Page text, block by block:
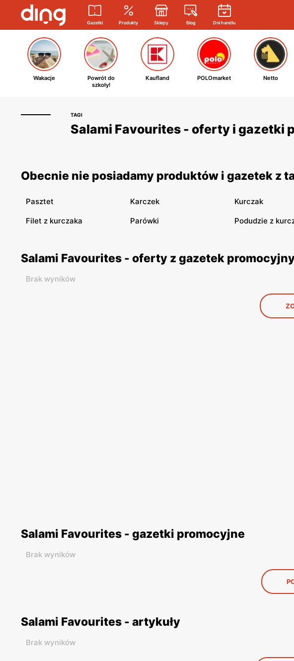
Gazetki Produkty Sklepy Blog Dni handlu
Wakacje
Powrót do
szkoły!
Kaufland POLOmarket Netto
TAGI
Salami Favourites - oferty i gazetki
Obecnie nie posiadamy produktów i gazetek z
Pasztet Karczek Kurczak
Filet z kurczaka Parówki Podudzie z
Salami Favourites - oferty z gazetek
Brak wyników
Salami Favourites - gazetki promocyjne
Brak wyników
Salami Favourites - artykuły
Brak wyników